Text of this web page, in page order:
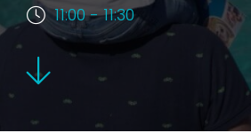
11:00 - 11:30